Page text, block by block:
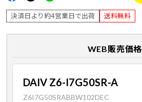
決済日より約4営業日で出荷 送料無料
WEB販売価格
DAIV Z6-I7G50SR-A
Z6I7G50SRABBW102DEC